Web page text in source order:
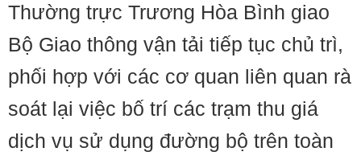
Thường trực Trương Hòa Bình giao
Bộ Giao thông vận tải tiếp tục chủ trì,
phối hợp với các cơ quan liên quan rà
soát lại việc bố trí các trạm thu giá
dịch vụ sử dụng đường bộ trên toàn